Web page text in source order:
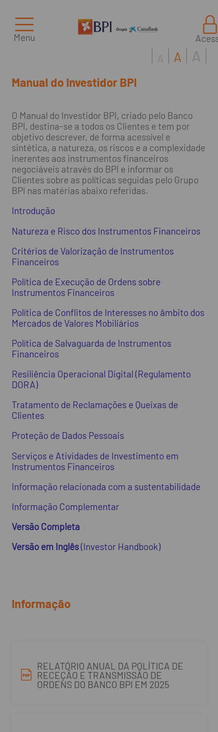
Menu
Manual do Investidor BPI
A A A
O Manual do Investidor BPI, criado pelo Banco
BPI, destina-se a todos os Clientes e tem por
objetivo descrever, de forma acessível e
sintética, a natureza, os riscos e a complexidade
inerentes aos instrumentos financeiros
negociáveis através do BPI e informar os
Clientes sobre as políticas seguidas pelo Grupo
BPI nas matérias abaixo referidas.
Introdução
Natureza e Risco dos Instrumentos Financeiros
Critérios de Valorização de Instrumentos
Financeiros
Política de Execução de Ordens sobre
Instrumentos Financeiros
Política de Conflitos de Interesses no âmbito dos
Mercados de Valores Mobiliários
Política de Salvaguarda de Instrumentos
Financeiros
Resiliência Operacional Digital (Regulamento
DORA)
Tratamento de Reclamações e Queixas de
Clientes
Proteção de Dados Pessoais
Serviços e Atividades de Investimento em
Instrumentos Financeiros
Informação relacionada com a sustentabilidade
Informação Complementar
Versão Completa
Versão em Inglês(Investor Handbook)
Informação
RELATÓRIO ANUAL DA POLÍTICA DE
RECEÇÃO E TRANSMISSÃO DE
ORDENS DO BANCO BPI EM 2025